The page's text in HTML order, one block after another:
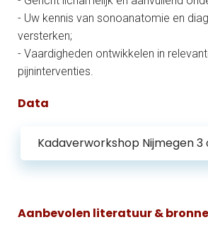
- Uw kennis van sonoanatomie en
versterken;
- Vaardigheden ontwikkelen in
pijninterventies.
Data
Kadaverworkshop Nijmegen
Aanbevolen literatuur &